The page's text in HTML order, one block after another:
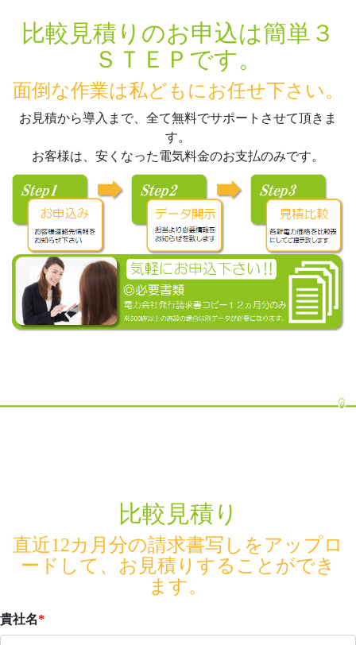
比較見積りのお申込は簡単３
ＳＴＥＰです。
面倒な作業は私どもにお任せ下さい。
お見積から導入まで、全て無料でサポートさせて頂きま
す。
お客様は、安くなった電気料金のお支払のみです。
比較見積り
直近12カ月分の請求書写しをアップロ
ードして、お見積りすることができ
ます。
貴社名*